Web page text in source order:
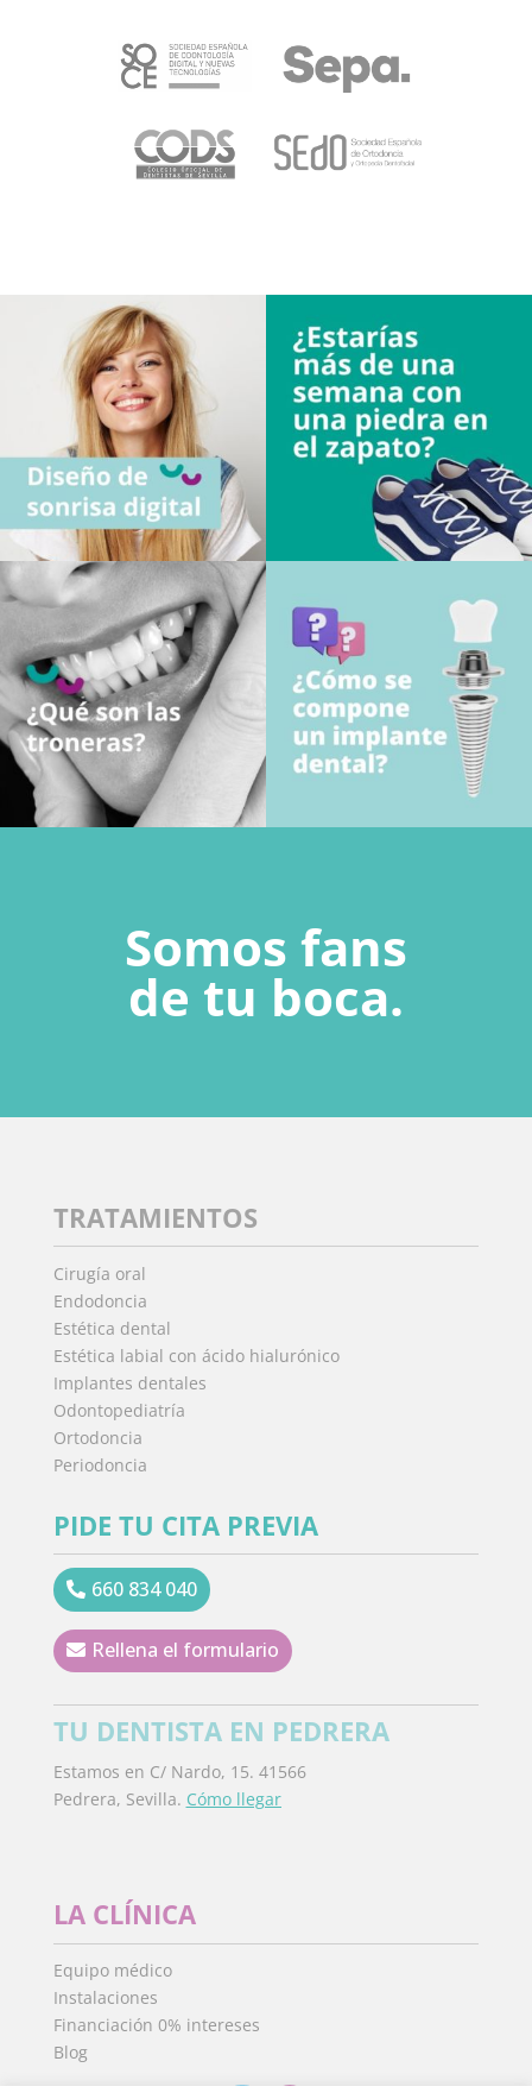
Somos fans
de tu boca.
TRATAMIENTOS
Cirugía oral
Endodoncia
Estética dental
Estética labial con ácido hialurónico
Implantes dentales
Odontopediatría
Ortodoncia
Periodoncia
PIDE TU CITA PREVIA
660 834 040
Rellena el formulario
TU DENTISTA EN PEDRERA
Estamos en C/ Nardo, 15. 41566
Pedrera, Sevilla. Cómo llegar
LA CLÍNICA
Equipo médico
Instalaciones
Financiación 0% intereses
Blog